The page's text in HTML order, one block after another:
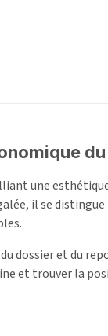
une
il se
dossier et du
et trouver la